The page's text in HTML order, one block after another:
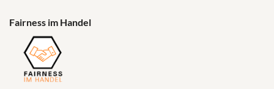
Fairness im Handel